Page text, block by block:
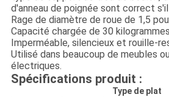
d'anneau de poignée sont correct s'il
Rage de diamètre de roue de 1,5
Capacité chargée de 30
Imperméable, silencieux et rouille-
Utilisé dans beaucoup de meubles
électriques.
Spécifications produit :
Type de plat